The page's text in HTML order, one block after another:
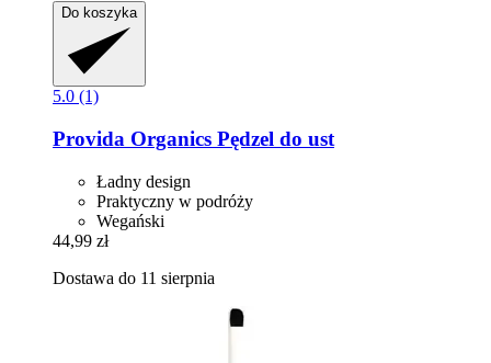
Do koszyka
5.0 (1)
Provida Organics Pędzel do ust
Ładny design
Praktyczny w podróży
Wegański
44,99 zł
Dostawa do 11 sierpnia